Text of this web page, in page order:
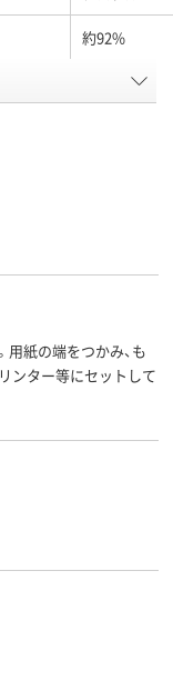
約92%
約
紙の端をつかみ、も
ンター等にセットして